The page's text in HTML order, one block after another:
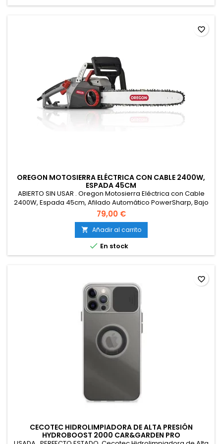
OREGON MOTOSIERRA ELÉCTRICA CON CABLE 2400W,
ESPADA 45CM
ABIERTO SIN USAR . Oregon Motosierra Eléctrica con Cable
2400W, Espada 45cm, Afilado Automático PowerSharp, Bajo
Retroceso, Lubricación Automática, Ligera y Silenciosa.
79,00 €
 Añadir al carrito
 En stock
favorite_border
CECOTEC HIDROLIMPIADORA DE ALTA PRESIÓN
HYDROBOOST 2000 CAR&GARDEN PRO
favorite_border